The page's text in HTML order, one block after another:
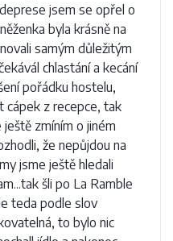
jsem se opřel o
byla krásně na
samým důležitým
chlastání a kecání
pořádku hostelu,
cápek z recepce, tak
zmíním o jiném
že nepůjdou na
jsme ještě hledali
šli po La Ramble
teda podle slov
to bylo nic